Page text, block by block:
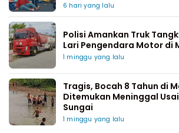
6 hari yang lalu
Polisi Amankan Truk
Lari Pengendara Motor di
1 minggu yang lalu
Tragis, Bocah 8 Tahun di
Ditemukan Meninggal
Sungai
1 minggu yang lalu